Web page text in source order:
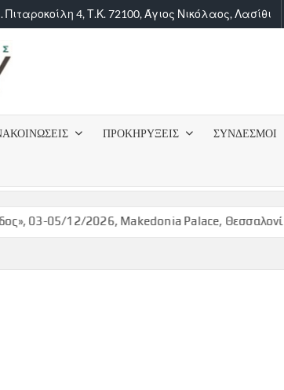
Πιταροκοίλη 4, Τ.Κ. 72100, Άγιος Νικόλαος, Λασίθι
ΣΥΛΛΟΓΟΣ
ΠΡΟΚΗΡΥΞΕΙΣ ΣΥΝΔΕΣΜΟΙ
03-05/12/2026, Makedonia Palace, Θεσσαλονίκη